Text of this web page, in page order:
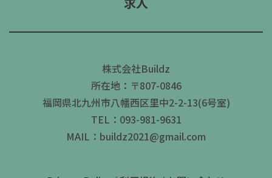
株式会社Buildz
所在地：〒807-0846
福岡県北九州市八幡西区里中2-2-13(6号室)
TEL：093-981-9631
MAIL：buildz2021@gmail.com